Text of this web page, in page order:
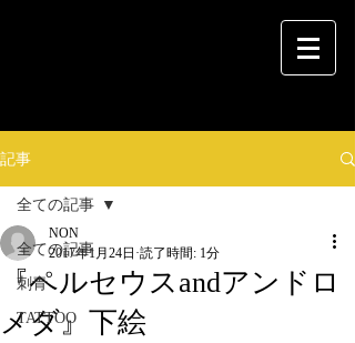
記事
全ての記事
刺青
TATTOO
全ての記事
『ペルセウスandアンドロ
メダ』下絵
NON
2017年1月24日 読了時間: 1分